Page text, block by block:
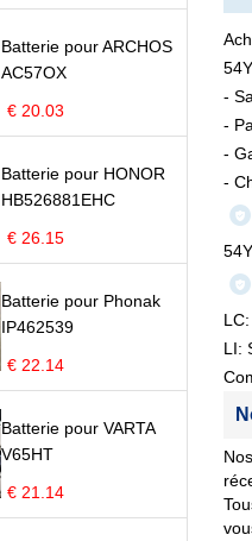
Batterie pour ARCHOS
AC57OX
€ 20.03
Batterie pour HONOR
HB526881EHC
€ 26.15
Batterie pour Phonak
IP462539
€ 22.14
Batterie pour VARTA
V65HT
€ 21.14
-
-
-
-
LI: